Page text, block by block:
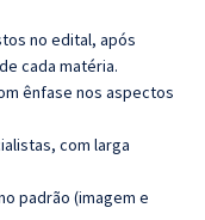
no edital, após
cada matéria.
ênfase nos aspectos
com larga
padrão (imagem e